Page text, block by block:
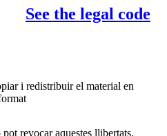
See the legal code
i redistribuir el material en
revocar aquestes llibertats,